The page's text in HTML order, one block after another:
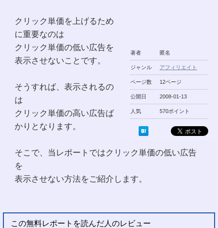
著者 匿名
ジャンル アフィリエイト
ページ数 12ページ
公開日 2008-01-13
人気 570ポイント
クリック単価を上げるため
に重要なのは
クリック単価の低い広告を
表示させないことです。
そうすれば、表示されるの
は
クリック単価の高い広告ば
かりとなります。
そこで、当レポートではクリック単価の低い広告
を
表示させない方法をご紹介します。
この無料レポートを読んだ人のレビュー